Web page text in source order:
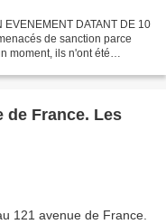
DATANT DE 10
de sanction parce
moment, ils n'ont été
de France. Les